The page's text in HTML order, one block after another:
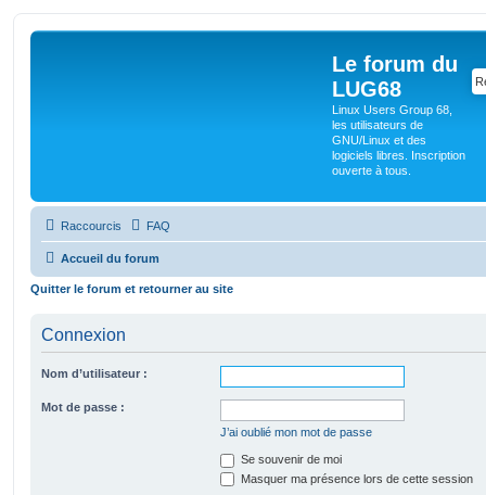
Le forum du
LUG68
Linux Users Group 68,
les utilisateurs de
GNU/Linux et des
logiciels libres. Inscription
ouverte à tous.
Raccourcis FAQ
Accueil du forum
Quitter le forum et retourner au site
Connexion
Nom d’utilisateur :
Mot de passe :
J’ai oublié mon mot de passe
Se souvenir de moi
Masquer ma présence lors de cette session